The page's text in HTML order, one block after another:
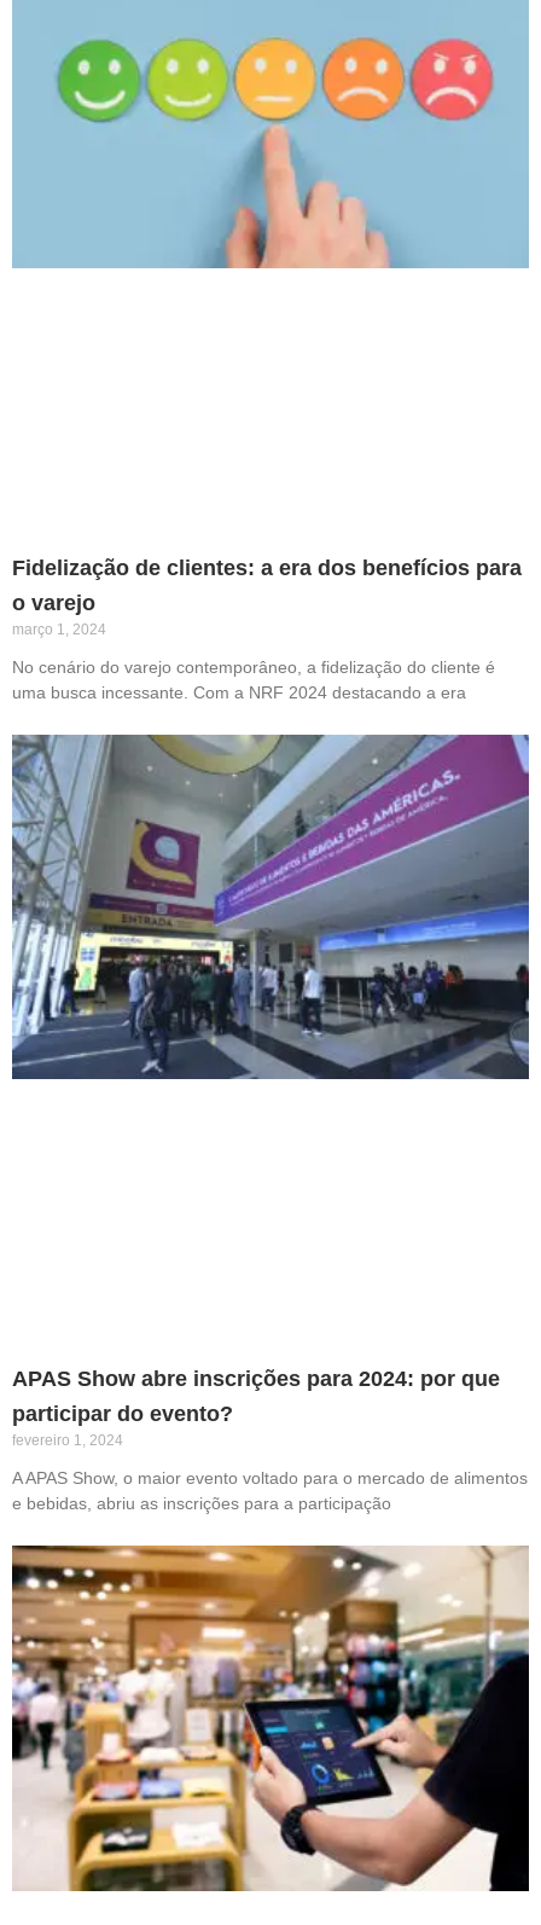
Fidelização de clientes: a era dos benefícios para
o varejo
março 1, 2024
No cenário do varejo contemporâneo, a fidelização do cliente é
uma busca incessante. Com a NRF 2024 destacando a era
APAS Show abre inscrições para 2024: por que
participar do evento?
fevereiro 1, 2024
A APAS Show, o maior evento voltado para o mercado de alimentos
e bebidas, abriu as inscrições para a participação